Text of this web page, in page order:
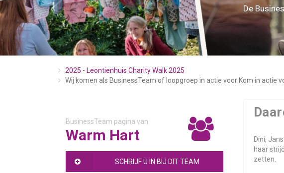
De
2025 - Leontienhuis Charity Walk 2025
Wij komen als BusinessTeam of loopgroep in actie voor Kom in actie
BusinessTeam pagina van
Warm Hart
SCHRIJF U IN BIJ DIT TEAM
Dini,
haar
zetten.